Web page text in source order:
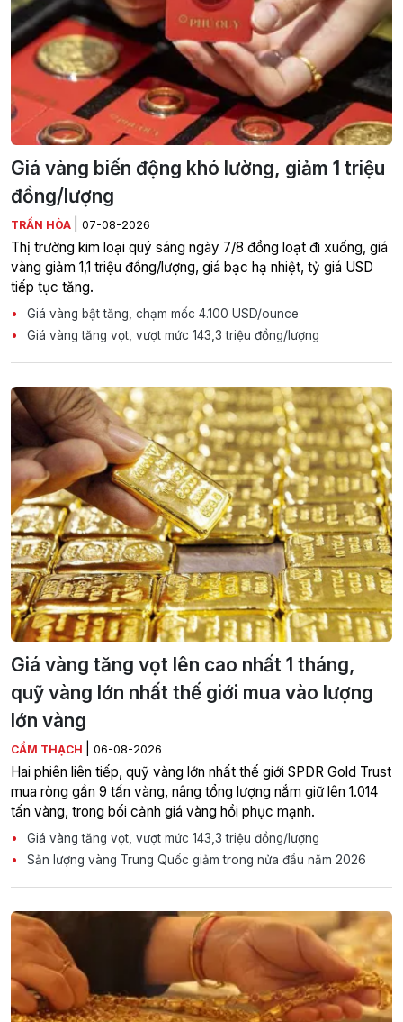
Giá vàng biến động khó lường, giảm 1 triệu
đồng/lượng
TRẦN HÒA 07-08-2026
Thị trường kim loại quý sáng ngày 7/8 đồng loạt đi xuống, giá
vàng giảm 1,1 triệu đồng/lượng, giá bạc hạ nhiệt, tỷ giá USD
tiếp tục tăng.
Giá vàng bật tăng, chạm mốc 4.100 USD/ounce
Giá vàng tăng vọt, vượt mức 143,3 triệu đồng/lượng
Giá vàng tăng vọt lên cao nhất 1 tháng,
quỹ vàng lớn nhất thế giới mua vào lượng
lớn vàng
CẨM THẠCH 06-08-2026
Hai phiên liên tiếp, quỹ vàng lớn nhất thế giới SPDR Gold Trust
mua ròng gần 9 tấn vàng, nâng tổng lượng nắm giữ lên 1.014
tấn vàng, trong bối cảnh giá vàng hồi phục mạnh.
Giá vàng tăng vọt, vượt mức 143,3 triệu đồng/lượng
Sản lượng vàng Trung Quốc giảm trong nửa đầu năm 2026